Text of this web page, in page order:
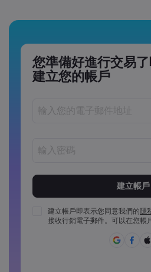
您準備好進行交易了
建立您的帳戶
密碼長度必須介於 8 到 15 個字元之
密碼必須包含至少 1 個大寫字元
密碼必須包含至少 1 個小寫字元
密碼必須包含 ~!@#£%^&*()_-
建立帳戶即表示您同意我們的隱
接收行銷電子郵件。可以在您帳